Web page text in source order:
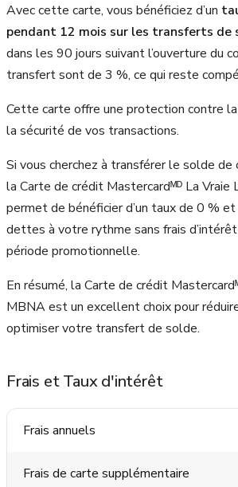
Avec cette carte, vous bénéficiez d’un
pendant 12 mois sur les transferts de
dans les 90 jours suivant l’ouverture du
transfert sont de 3 %, ce qui reste
Cette carte offre une protection contre
la sécurité de vos transactions.
Si vous cherchez à transférer le solde
la Carte de crédit Mastercardᴹᴰ La Vraie
permet de bénéficier d’un taux de 0 %
dettes à votre rythme sans frais
période promotionnelle.
En résumé, la Carte de crédit
MBNA est un excellent choix pour
optimiser votre transfert de solde.
Frais et Taux d'intérêt
Frais annuels
Frais de carte supplémentaire